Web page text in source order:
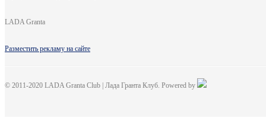
LADA Granta
Разместить рекламу на сайте
© 2011-2020 LADA Granta Club | Лада Гранта Клуб. Powered by